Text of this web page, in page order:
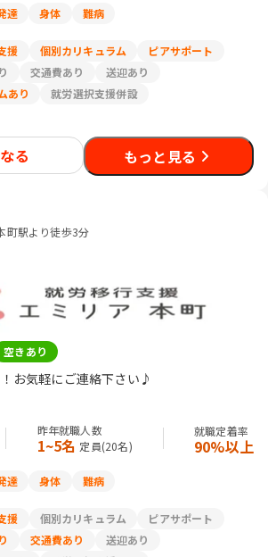
達 身体
難病
援 個別カリキュラム
ピアサポート
交通費あり
送迎あり
あり
就労選択支援併設
る もっと見る
町駅より徒歩3分
空きあり
お気軽にご連絡下さい♪
昨年就職人数
1~5名 定員(20名)
就職定着率
90%以上
達 身体
難病
援 個別カリキュラム
ピアサポート
交通費あり
送迎あり